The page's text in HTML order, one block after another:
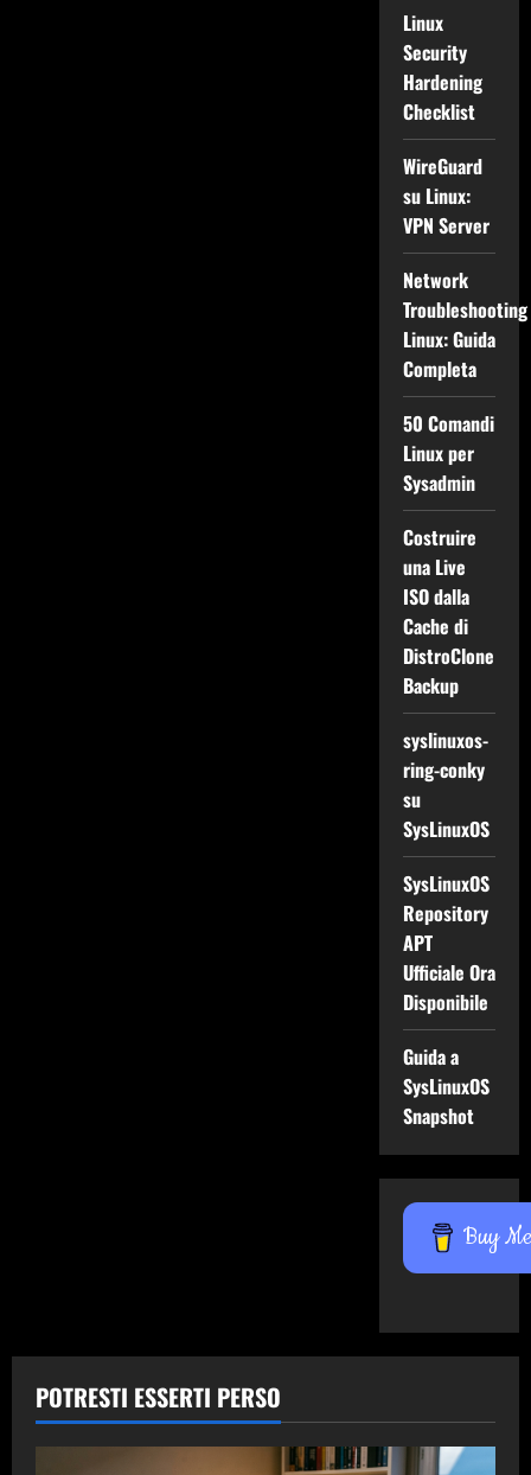
Linux
Security
Hardening
Checklist
WireGuard
su Linux:
VPN Server
Network
Troubleshooting
Linux: Guida
Completa
50 Comandi
Linux per
Sysadmin
Costruire
una Live
ISO dalla
Cache di
DistroClone
Backup
syslinuxos-
ring-conky
su
SysLinuxOS
SysLinuxOS
Repository
APT
Ufficiale Ora
Disponibile
Guida a
SysLinuxOS
Snapshot
Buy
POTRESTI ESSERTI PERSO